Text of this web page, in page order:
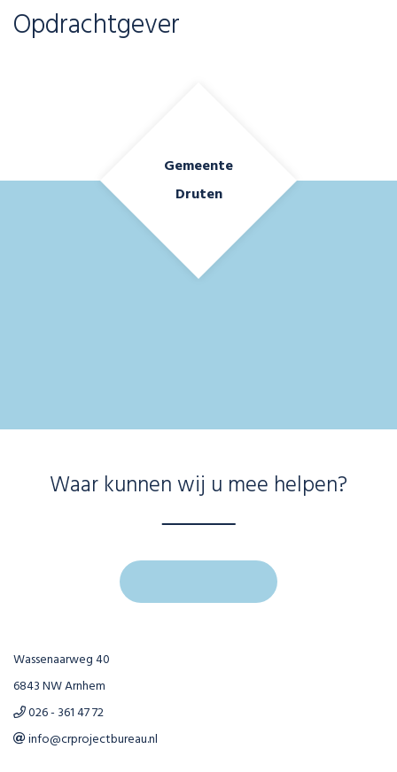
Opdrachtgever
Gemeente
Druten
Waar kunnen wij u mee helpen?
Wassenaarweg 40
6843 NW Arnhem
026 - 361 47 72
info@crprojectbureau.nl